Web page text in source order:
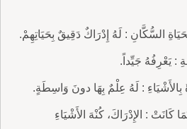
كَانَتْ : الإِدْرَاكَ، كُنْهَ الأَشْيَاءِ